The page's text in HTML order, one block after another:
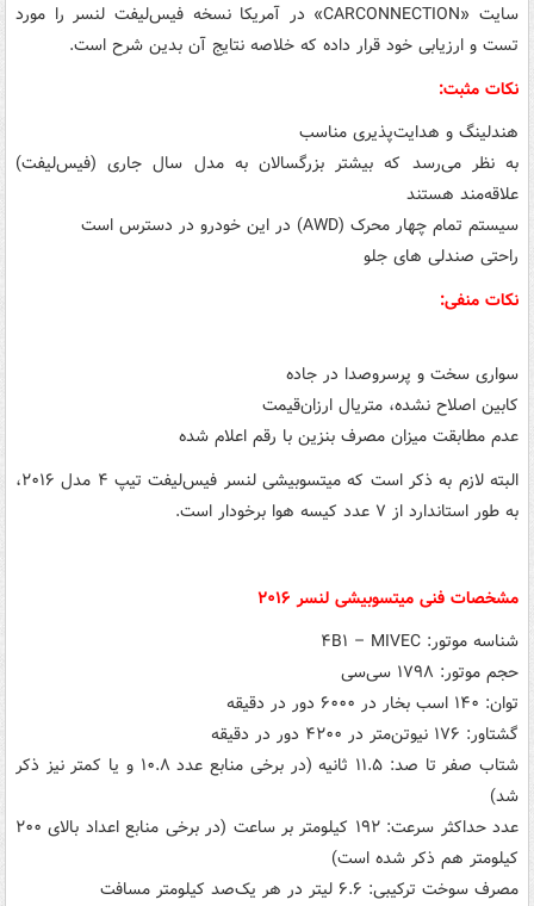
سایت «CARCONNECTION» در آمریکا نسخه فیس‌لیفت لنسر را مورد
تست و ارزیابی خود قرار داده‌ که خلاصه نتایج آن بدین شرح است.
نکات مثبت:
هندلینگ و هدایت‌پذیری مناسب
به نظر می‌رسد که بیشتر بزرگسالان به مدل سال جاری (فیس‌لیفت)
علاقه‌مند هستند
سیستم تمام چهار محرک (AWD) در این خودرو در دسترس است
راحتی صندلی های جلو
نکات منفی:
سواری سخت و پرسروصدا در جاده
کابین اصلاح نشده، متریال ارزان‌قیمت
عدم مطابقت میزان مصرف بنزین با رقم اعلام شده
البته لازم به ذکر است که میتسوبیشی لنسر فیس‌لیفت تیپ ۴ مدل ۲۰۱۶،
به طور استاندارد از ۷ عدد کیسه هوا برخودار است.
مشخصات فنی میتسوبیشی لنسر ۲۰۱۶
شناسه موتور: ۴B۱ – MIVEC
حجم موتور: ۱۷۹۸ سی‌سی
توان: ۱۴۰ اسب بخار در ۶۰۰۰ دور در دقیقه
گشتاور: ۱۷۶ نیوتن‌متر در ۴۲۰۰ دور در دقیقه
شتاب صفر تا صد: ۱۱.۵ ثانیه (در برخی منابع عدد ۱۰.۸ و یا کمتر نیز ذکر
شد)
عدد حداکثر سرعت: ۱۹۲ کیلومتر بر ساعت (در برخی منابع اعداد بالای ۲۰۰
کیلومتر هم ذکر شده است)
مصرف سوخت ترکیبی: ۶.۶ لیتر در هر یک‌صد کیلومتر مسافت